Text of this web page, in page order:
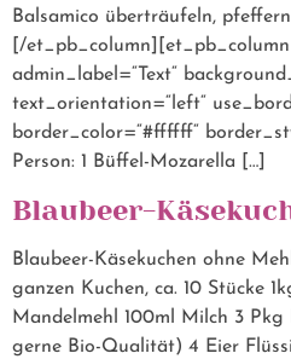
Balsamico überträufeln,
[/
admin_label=“Text“
text_orientation=“left“
border_color=“#ffffff“
Person: 1 Büffel-Mozarella […]
Blaubeer-
Blaubeer-Käsekuchen ohne
ganzen Kuchen, ca. 10 Stücke
Mandelmehl 100ml Milch 3
gerne Bio-Qualität) 4 Eier